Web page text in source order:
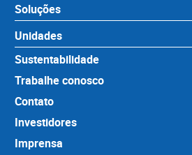
Soluções
Unidades
Sustentabilidade
Trabalhe conosco
Contato
Investidores
Imprensa